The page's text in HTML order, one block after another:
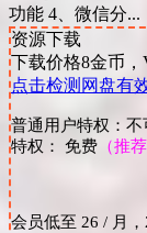
功能 4、微信分...
资源下载
下载价格8金币，
点击检测网盘有
普通用户特权：
特权： 免费 （推荐
会员低至 26 / 月